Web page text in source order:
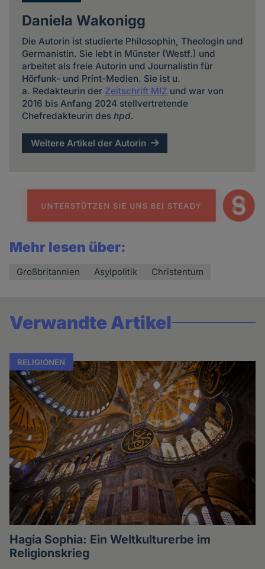
Daniela Wakonigg
Die Autorin ist studierte Philosophin, Theologin und
Germanistin. Sie lebt in Münster (Westf.) und
arbeitet als freie Autorin und Journalistin für
Hörfunk- und Print-Medien. Sie ist u.
a. Redakteurin der Zeitschrift MIZ und war von
2016 bis Anfang 2024 stellvertretende
Chefredakteurin des hpd.
Weitere Artikel der Autorin
Mehr lesen über:
Großbritannien Asylpolitik Christentum
Verwandte Artikel
RELIGIONEN
Hagia Sophia: Ein Weltkulturerbe im
Religionskrieg